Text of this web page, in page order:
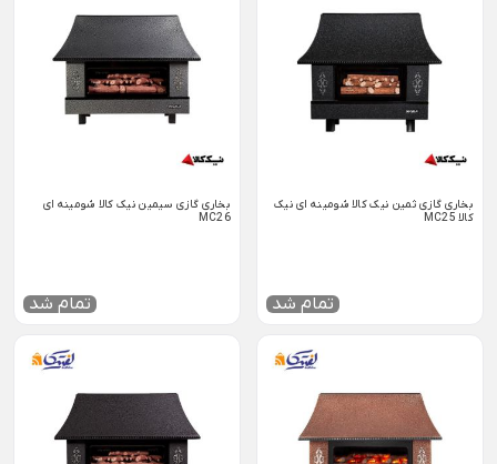
بخاری گازی ثمین نیک کالا شومینه ای نیک
کالا MC25
تمام شد
بخاری گازی سیمین نیک کالا شومینه ای
MC26
تمام شد